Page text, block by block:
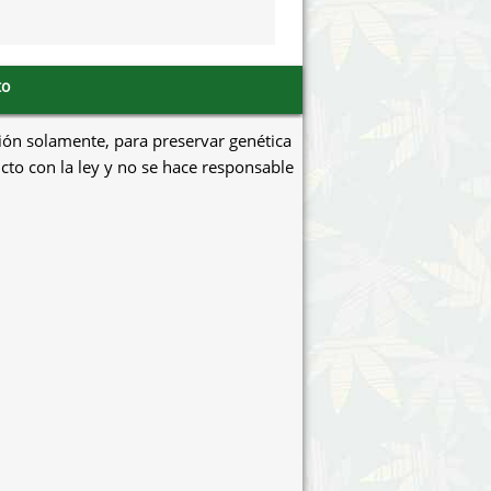
solamente, para preservar genética
con la ley y no se hace responsable